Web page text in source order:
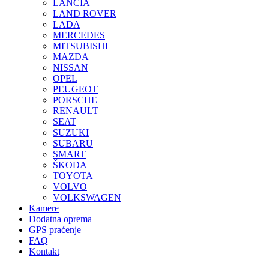
LANCIA
LAND ROVER
LADA
MERCEDES
MITSUBISHI
MAZDA
NISSAN
OPEL
PEUGEOT
PORSCHE
RENAULT
SEAT
SUZUKI
SUBARU
SMART
ŠKODA
TOYOTA
VOLVO
VOLKSWAGEN
Kamere
Dodatna oprema
GPS praćenje
FAQ
Kontakt